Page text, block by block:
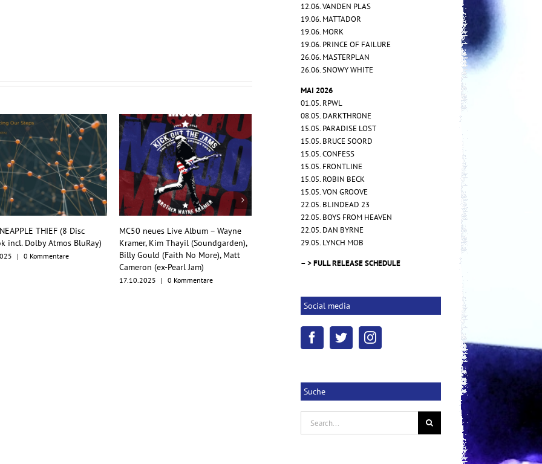
neues Live Album – Wayne
Kim Thayil (Soundgarden),
Gould (Faith No More), Matt
TesseracT begeistern mit
Konzertfilm und O.S.T. als
Multiformat-Release
17.10.2025 | 0 Kommentare
NOVEMBRE – "Words of Indigo"
17.10.2025 | 0 Kommentare
12.06. VANDEN PLAS
19.06. MATTADOR
19.06. MORK
19.06. PRINCE OF FAILURE
26.06. MASTERPLAN
26.06. SNOWY WHITE
MAI 2026
01.05. RPWL
08.05. DARKTHRONE
15.05. PARADISE LOST
15.05. BRUCE SOORD
15.05. CONFESS
15.05. FRONTLINE
15.05. ROBIN BECK
15.05. VON GROOVE
22.05. BLINDEAD 23
22.05. BOYS FROM HEAVEN
22.05. DAN BYRNE
29.05. LYNCH MOB
– > FULL RELEASE SCHEDULE
Social media
Suche